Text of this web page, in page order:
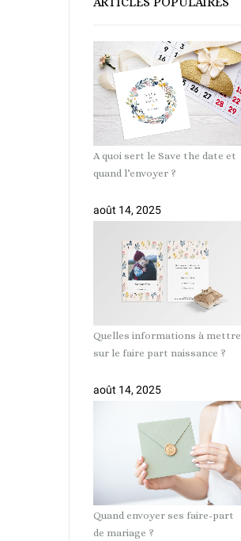
A quoi sert le Save the date et
quand l’envoyer ?
août 14, 2025
Quelles informations à mettre
sur le faire part naissance ?
août 14, 2025
Quand envoyer ses faire-part
de mariage ?